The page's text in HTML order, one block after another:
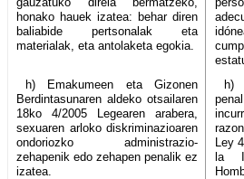
honako hauek izatea: behar diren
baliabide pertsonalak eta
materialak, eta antolaketa egokia.
h) Emakumeen eta Gizonen
Berdintasunaren aldeko otsailaren
18ko 4/2005 Legearen arabera,
sexuaren arloko diskriminazioaren
ondoriozko administrazio-
zehapenik edo zehapen penalik ez
izatea.
h)
Ley
la